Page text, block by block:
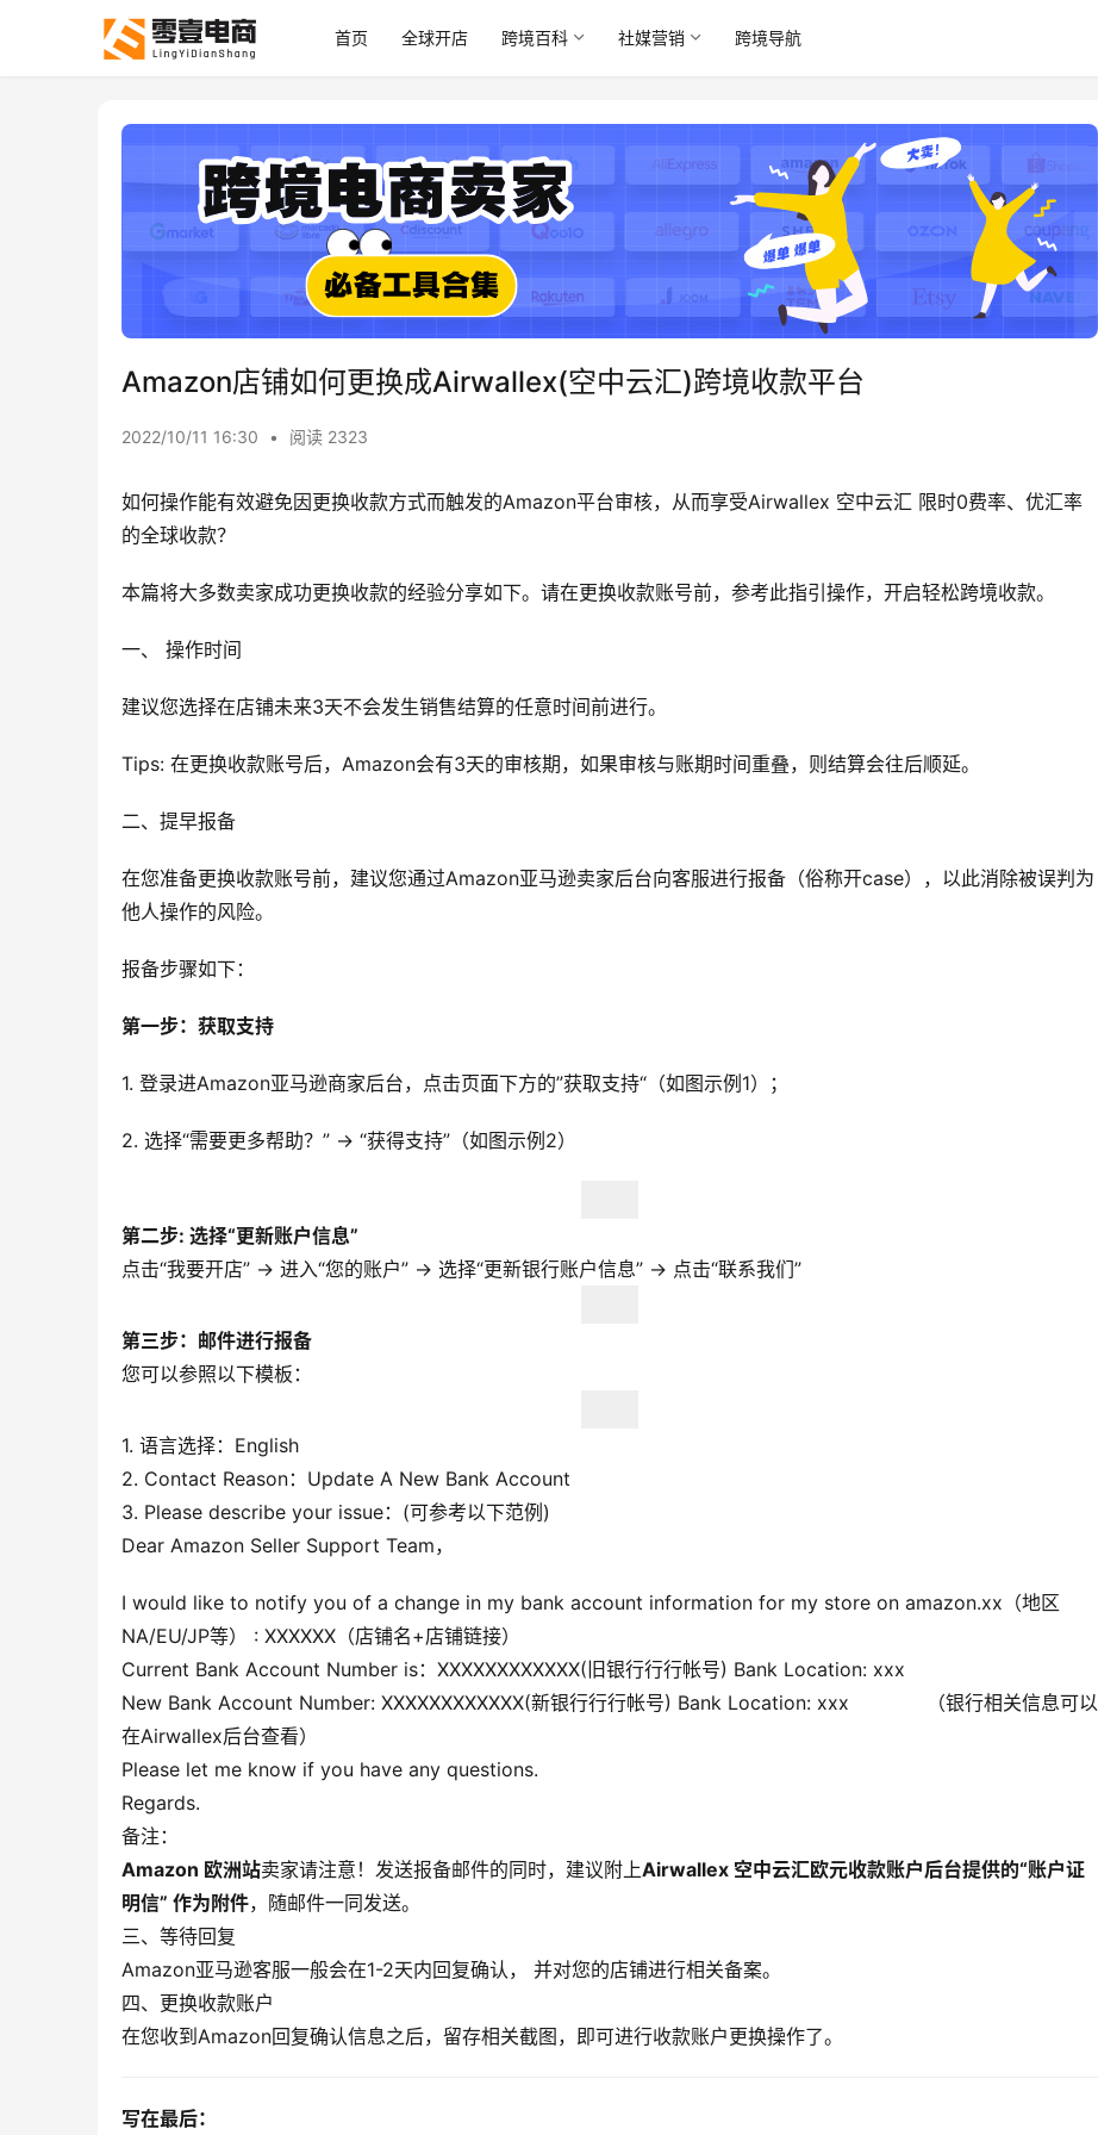
首页 全球开店 跨境百科 社媒营销 跨境导航
Amazon店铺如何更换成Airwallex(空中云汇)跨境收款平台
2022/10/11 16:30 • 阅读 2323
如何操作能有效避免因更换收款方式而触发的Amazon平台审核，从而享受Airwallex 空中云汇 限时0费率、优汇率
的全球收款？
本篇将大多数卖家成功更换收款的经验分享如下。请在更换收款账号前，参考此指引操作，开启轻松跨境收款。
一、 操作时间
建议您选择在店铺未来3天不会发生销售结算的任意时间前进行。
Tips: 在更换收款账号后，Amazon会有3天的审核期，如果审核与账期时间重叠，则结算会往后顺延。
二、提早报备
在您准备更换收款账号前，建议您通过Amazon亚马逊卖家后台向客服进行报备（俗称开case），以此消除被误判为
他人操作的风险。
报备步骤如下：
第一步：获取支持
1. 登录进Amazon亚马逊商家后台，点击页面下方的”获取支持“（如图示例1）；
2. 选择“需要更多帮助？” → “获得支持”（如图示例2）
第二步: 选择“更新账户信息”
点击“我要开店” → 进入“您的账户” → 选择“更新银行账户信息” → 点击“联系我们”
第三步：邮件进行报备
您可以参照以下模板：
1. 语言选择：English
2. Contact Reason：Update A New Bank Account
3. Please describe your issue：(可参考以下范例)
Dear Amazon Seller Support Team，
I would like to notify you of a change in my bank account information for my store on amazon.xx（地区
NA/EU/JP等） : XXXXXX（店铺名+店铺链接）
Current Bank Account Number is：XXXXXXXXXXXX(旧银⾏行行帐号) Bank Location: xxx
New Bank Account Number: XXXXXXXXXXXX(新银⾏行行帐号) Bank Location: xxx （银行相关信息可以
在Airwallex后台查看）
Please let me know if you have any questions.
Regards.
备注：
Amazon 欧洲站卖家请注意！发送报备邮件的同时，建议附上Airwallex 空中云汇欧元收款账户后台提供的“账户证
明信” 作为附件，随邮件一同发送。
三、等待回复
Amazon亚马逊客服⼀般会在1-2天内回复确认， 并对您的店铺进⾏相关备案。
四、更换收款账户
在您收到Amazon回复确认信息之后，留存相关截图，即可进行收款账户更换操作了。
写在最后：